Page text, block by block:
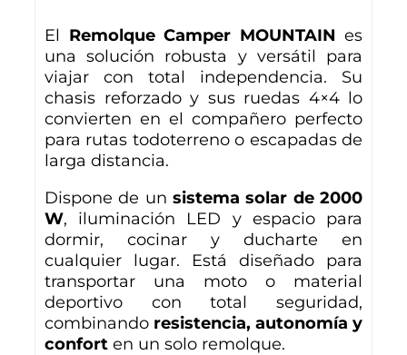
El Remolque Camper MOUNTAIN es
una solución robusta y versátil para
viajar con total independencia. Su
chasis reforzado y sus ruedas 4×4 lo
convierten en el compañero perfecto
para rutas todoterreno o escapadas de
larga distancia.
Dispone de un sistema solar de 2000
W, iluminación LED y espacio para
dormir, cocinar y ducharte en
cualquier lugar. Está diseñado para
transportar una moto o material
deportivo con total seguridad,
combinando resistencia, autonomía y
confort en un solo remolque.